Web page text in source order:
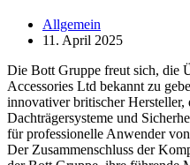
Allgemein
11. April 2025
Die Bott Gruppe freut sich, die
Accessories Ltd bekannt zu
innovativer britischer
Dachträgersysteme und
für professionelle Anwender
Der Zusammenschluss der